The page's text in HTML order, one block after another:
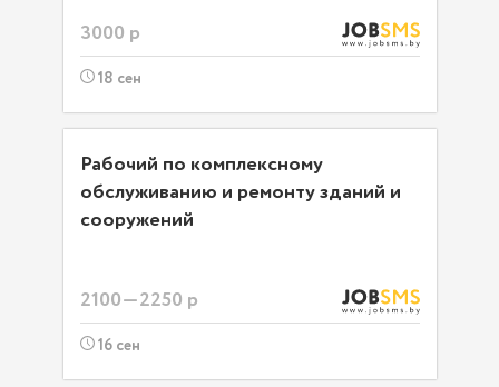
3000 р
18 сен
Рабочий по комплексному
обслуживанию и ремонту зданий и
сооружений
2100—2250 р
16 сен